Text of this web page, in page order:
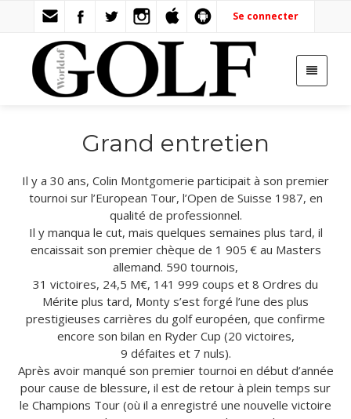
Se connecter
Grand entretien
Il y a 30 ans, Colin Montgomerie participait à son premier
tournoi sur l’European Tour, l’Open de Suisse 1987, en
qualité de professionnel.
Il y manqua le cut, mais quelques semaines plus tard, il
encaissait son premier chèque de 1 905 € au Masters
allemand. 590 tournois,
31 victoires, 24,5 M€, 141 999 coups et 8 Ordres du
Mérite plus tard, Monty s’est forgé l’une des plus
prestigieuses carrières du golf européen, que confirme
encore son bilan en Ryder Cup (20 victoires,
9 défaites et 7 nuls).
Après avoir manqué son premier tournoi en début d’année
pour cause de blessure, il est de retour à plein temps sur
le Champions Tour (où il a enregistré une nouvelle victoire